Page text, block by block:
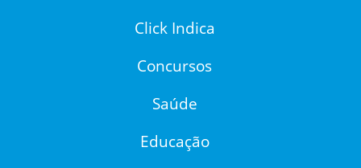
Click Indica
Concursos
Saúde
Educação